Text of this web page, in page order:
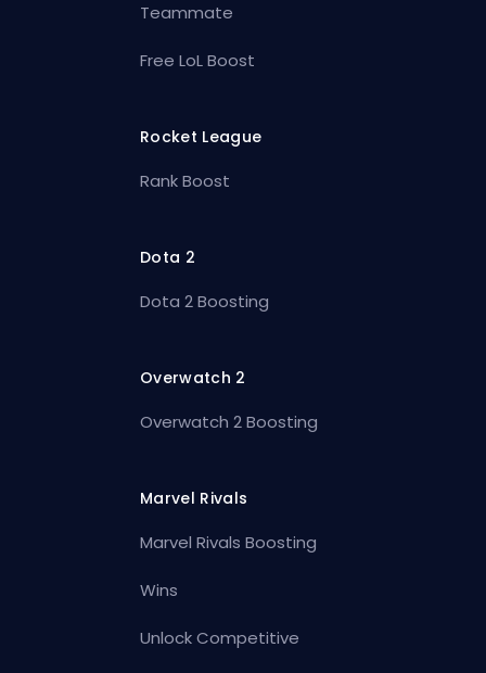
Teammate
Free LoL Boost
Rocket League
Rank Boost
Dota 2
Dota 2 Boosting
Overwatch 2
Overwatch 2 Boosting
Marvel Rivals
Marvel Rivals Boosting
Wins
Unlock Competitive